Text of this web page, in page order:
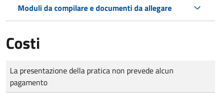
Moduli da compilare e documenti da allegare
Costi
Tipo di pagamento
Importo
La presentazione della pratica non prevede alcun
pagamento